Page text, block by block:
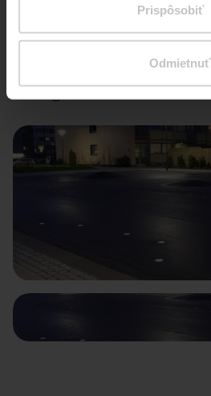
Prispôsobiť
Odmietnuť
Fotogaléria
Predchádzajúci